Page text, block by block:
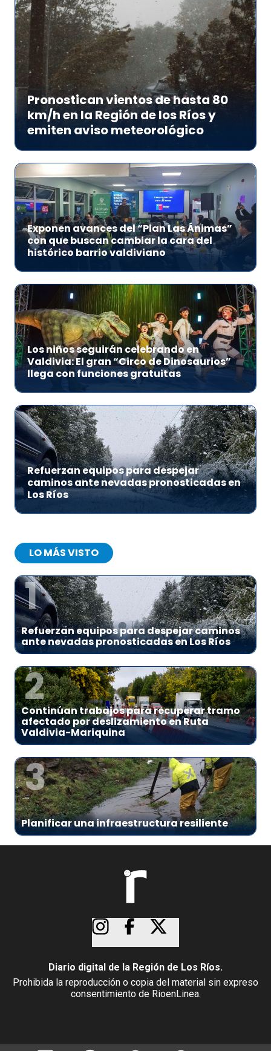
Pronostican vientos de hasta 80
km/h en la Región de los Ríos y
emiten aviso meteorológico
Exponen avances del “Plan Las Ánimas”
con que buscan cambiar la cara del
histórico barrio valdiviano
Los niños seguirán celebrando en
Valdivia: El gran “Circo de Dinosaurios”
llega con funciones gratuitas
Refuerzan equipos para despejar
caminos ante nevadas pronosticadas en
Los Ríos
LO MÁS VISTO
1
Refuerzan equipos para despejar caminos
ante nevadas pronosticadas en Los Ríos
2
Continúan trabajos para recuperar tramo
afectado por deslizamiento en Ruta
Valdivia-Mariquina
3
Planificar una infraestructura resiliente
Diario digital de la Región de Los Ríos.
Prohibida la reproducción o copia del material sin expreso
consentimiento de RioenLinea.